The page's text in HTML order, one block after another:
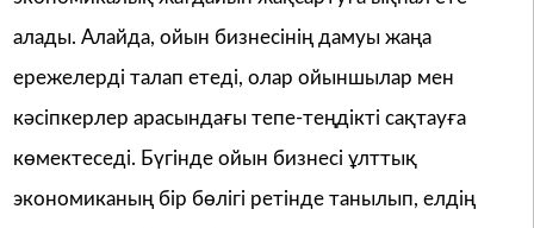
алады. Алайда, ойын бизнесінің дамуы жаңа
ережелерді талап етеді, олар ойыншылар мен
кәсіпкерлер арасындағы тепе-теңдікті сақтауға
көмектеседі. Бүгінде ойын бизнесі ұлттық
экономиканың бір бөлігі ретінде танылып, елдің